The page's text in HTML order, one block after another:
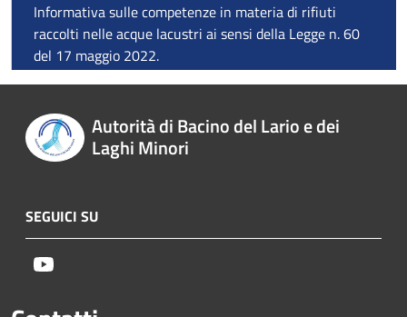
Informativa sulle competenze in materia di rifiuti
raccolti nelle acque lacustri ai sensi della Legge n. 60
del 17 maggio 2022.
Autorità di Bacino del Lario e dei
Laghi Minori
SEGUICI SU